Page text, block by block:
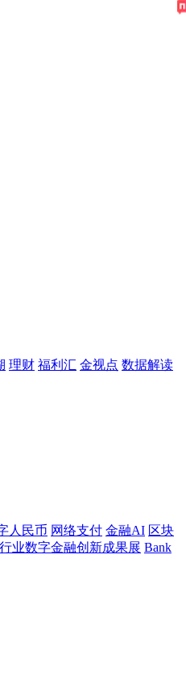
理财 福利汇 金视点 数据解读
人民币 网络支付 金融AI 区块
业数字金融创新成果展 Bank